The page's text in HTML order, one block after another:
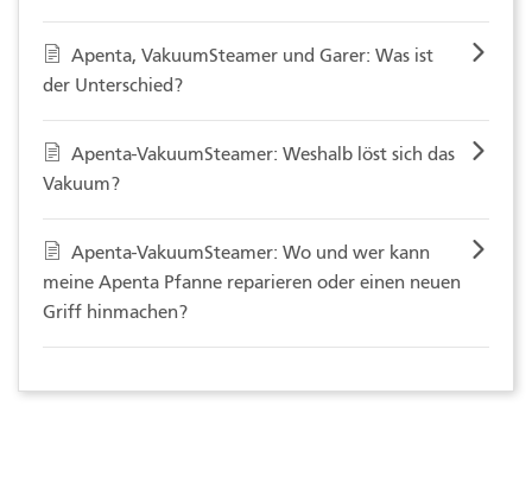
Apenta, VakuumSteamer und Garer: Was ist
der Unterschied?
Apenta-VakuumSteamer: Weshalb löst sich das
Vakuum?
Apenta-VakuumSteamer: Wo und wer kann
meine Apenta Pfanne reparieren oder einen neuen
Griff hinmachen?